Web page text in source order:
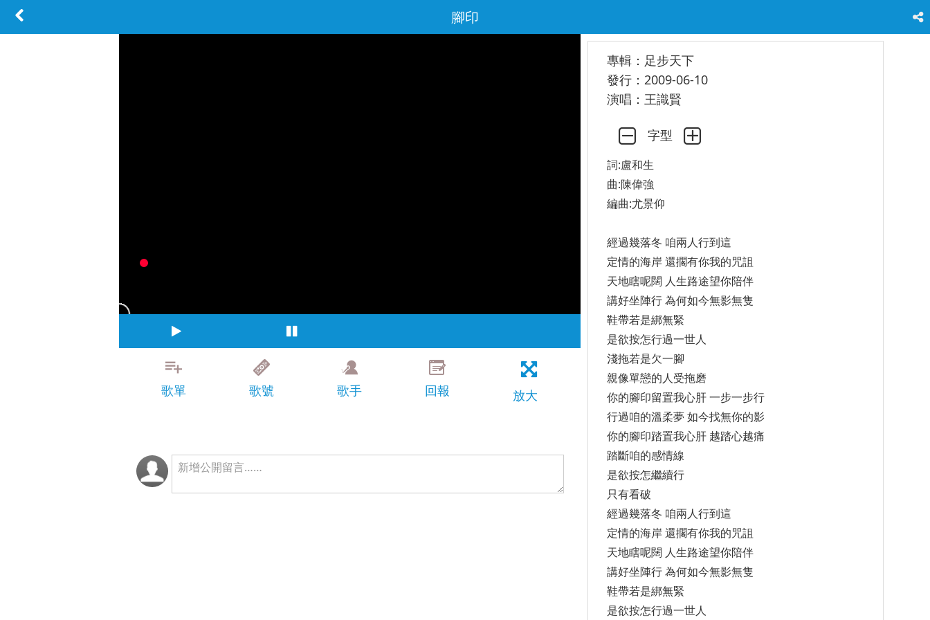
腳印
歌單 歌號 歌手 回報 放大
專輯：足步天下
發行：2009-06-10
演唱：王識賢
字型
詞:盧和生
曲:陳偉強
編曲:尤景仰
經過幾落冬 咱兩人行到這
定情的海岸 還擱有你我的咒詛
天地瞎呢闊 人生路途望你陪伴
講好坐陣行 為何如今無影無隻
鞋帶若是綁無緊
是欲按怎行過一世人
淺拖若是欠一腳
親像單戀的人受拖磨
你的腳印留置我心肝 一步一步行
行過咱的溫柔夢 如今找無你的影
你的腳印踏置我心肝 越踏心越痛
踏斷咱的感情線
是欲按怎繼續行
只有看破
經過幾落冬 咱兩人行到這
定情的海岸 還擱有你我的咒詛
天地瞎呢闊 人生路途望你陪伴
講好坐陣行 為何如今無影無隻
鞋帶若是綁無緊
是欲按怎行過一世人